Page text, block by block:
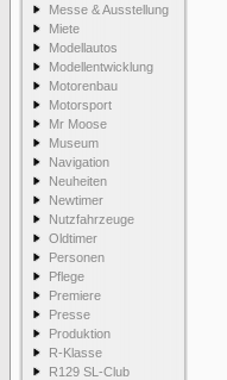
Messe & Ausstellung
Miete
Modellautos
Modellentwicklung
Motorenbau
Motorsport
Mr Moose
Museum
Navigation
Neuheiten
Newtimer
Nutzfahrzeuge
Oldtimer
Personen
Pflege
Premiere
Presse
Produktion
R-Klasse
R129 SL-Club